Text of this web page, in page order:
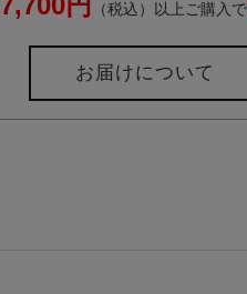
（税込）以上ご購入で
お届けについて